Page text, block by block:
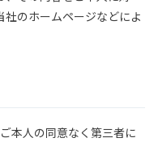
のホームページなどによ
本人の同意なく第三者に